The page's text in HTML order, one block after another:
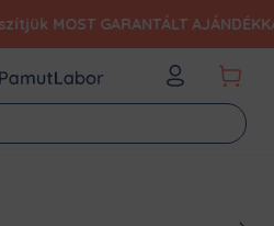
GARANTÁLT AJÁNDÉKKAL